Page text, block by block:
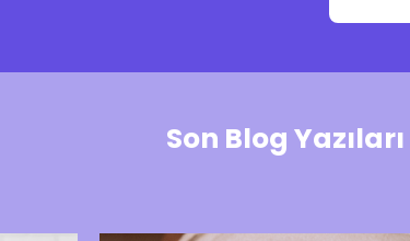
Son Blog Yazıları